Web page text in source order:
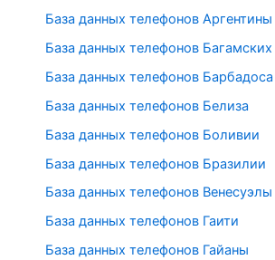
База данных телефонов Аргентины
База данных телефонов
База данных телефонов Барбадоса
База данных телефонов Белиза
База данных телефонов Боливии
База данных телефонов Бразилии
База данных телефонов Венесуэлы
База данных телефонов Гаити
База данных телефонов Гайаны